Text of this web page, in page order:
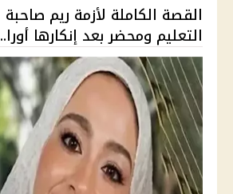
التعليم ومحضر بعد إنكارها